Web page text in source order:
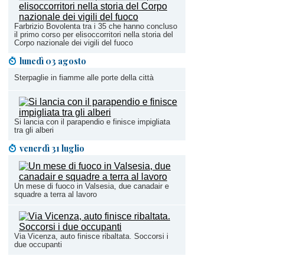
Farbrizio Bovolenta tra i 35 che hanno concluso
il primo corso per elisoccorritori nella storia del
Corpo nazionale dei vigili del fuoco
lunedì 03 agosto
Sterpaglie in fiamme alle porte della città
Si lancia con il parapendio e finisce impigliata
tra gli alberi
venerdì 31 luglio
Un mese di fuoco in Valsesia, due canadair e
squadre a terra al lavoro
Via Vicenza, auto finisce ribaltata. Soccorsi i
due occupanti